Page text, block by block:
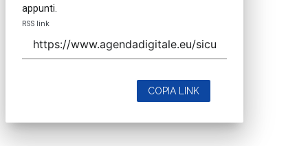
appunti.
RSS link
COPIA LINK